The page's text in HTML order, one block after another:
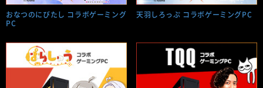
おなつのにびたし コラボゲーミング
PC
天羽しろっぷ コラボゲーミングPC